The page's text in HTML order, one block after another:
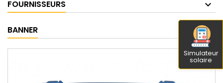
FOURNISSEURS
BANNER
Simulateur
solaire